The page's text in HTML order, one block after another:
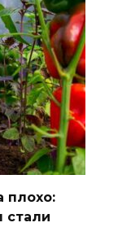
плохо:
стали